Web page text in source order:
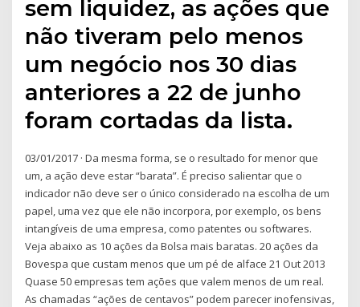
sem liquidez, as ações que
não tiveram pelo menos
um negócio nos 30 dias
anteriores a 22 de junho
foram cortadas da lista.
03/01/2017 · Da mesma forma, se o resultado for menor que
um, a ação deve estar “barata”. É preciso salientar que o
indicador não deve ser o único considerado na escolha de um
papel, uma vez que ele não incorpora, por exemplo, os bens
intangíveis de uma empresa, como patentes ou softwares.
Veja abaixo as 10 ações da Bolsa mais baratas. 20 ações da
Bovespa que custam menos que um pé de alface 21 Out 2013
Quase 50 empresas tem ações que valem menos de um real.
As chamadas “ações de centavos” podem parecer inofensivas,